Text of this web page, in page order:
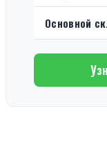
Основной